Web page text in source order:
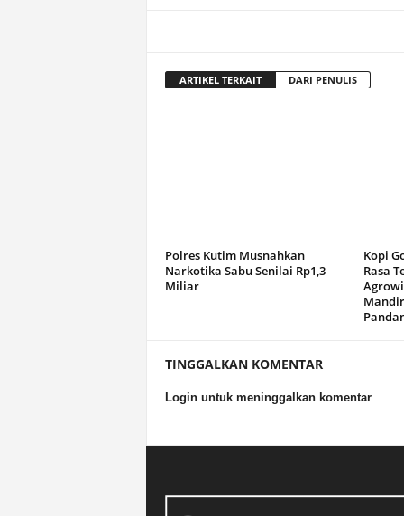
ARTIKEL TERKAIT DARI PENULIS
Polres Kutim Musnahkan
Narkotika Sabu Senilai Rp1,3
Miliar
Kopi
Rasa
TINGGALKAN KOMENTAR
Login untuk meninggalkan komentar